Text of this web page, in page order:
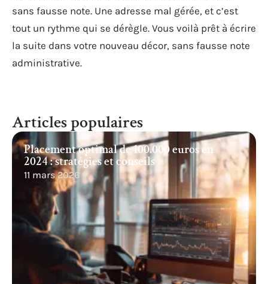
sans fausse note. Une adresse mal gérée, et c’est
tout un rythme qui se dérègle. Vous voilà prêt à écrire
la suite dans votre nouveau décor, sans fausse note
administrative.
Articles populaires
Placement optimal de 100.000 euros en
2024 : stratégies et conseils
11 mars 2026